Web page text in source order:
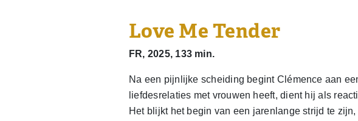
Love Me Tender
FR, 2025, 133 min.
Na een pijnlijke scheiding begint Clémence aan
liefdesrelaties met vrouwen heeft, dient hij als
Het blijkt het begin van een jarenlange strijd te